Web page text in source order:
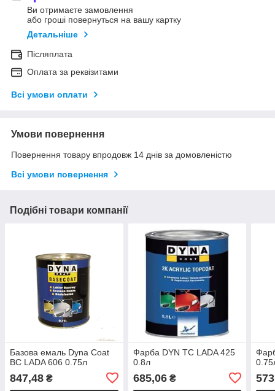
Ви отримаєте замовлення
або гроші повернуться на вашу картку
Детальніше
Післяплата
Оплата за реквізитами
Всі умови оплати
Умови повернення
Повернення товару впродовж 14 днів за домовленістю
Всі умови повернення
Подібні товари компанії
Базова емаль Dyna Сoat
BC LADA 606 0.75л
847,48 ₴
Фарба DYN TC LADA 425
0.8л
685,06₴